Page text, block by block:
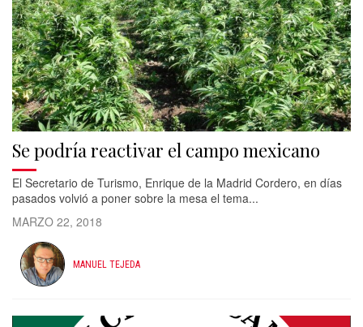
Se podría reactivar el campo mexicano
El Secretario de Turismo, Enrique de la Madrid Cordero, en días
pasados volvió a poner sobre la mesa el tema...
MARZO 22, 2018
MANUEL TEJEDA